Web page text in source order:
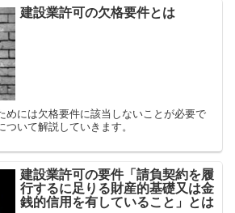
建設業許可の欠格要件とは
めには欠格要件に該当しないことが必要で
いて解説していきます。
建設業許可の要件「請負契約を履
行するに足りる財産的基礎又は金
銭的信用を有していること」とは